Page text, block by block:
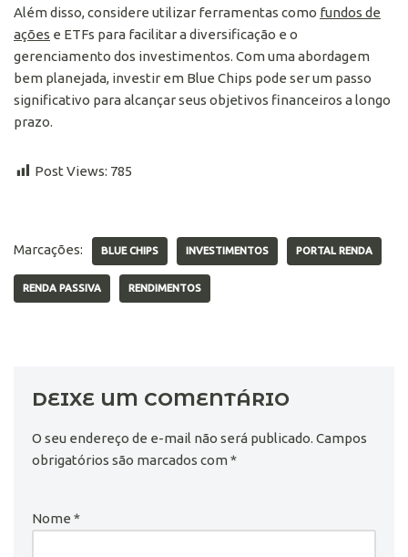
Além disso, considere utilizar ferramentas como fundos de
ações e ETFs para facilitar a diversificação e o
gerenciamento dos investimentos. Com uma abordagem
bem planejada, investir em Blue Chips pode ser um passo
significativo para alcançar seus objetivos financeiros a longo
prazo.
Post Views: 785
Marcações: BLUE CHIPS INVESTIMENTOS PORTAL RENDA
RENDA PASSIVA RENDIMENTOS
DEIXE UM COMENTÁRIO
O seu endereço de e-mail não será publicado. Campos
obrigatórios são marcados com*
Nome *